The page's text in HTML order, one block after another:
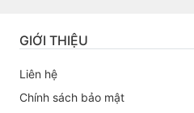
GIỚI THIỆU
Liên hệ
Chính sách bảo mật